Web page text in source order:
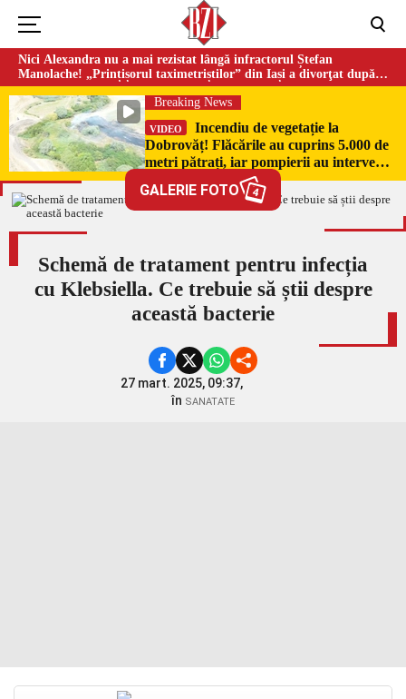
Nici Alexandra nu a mai rezistat lângă infractorul Ștefan
Manolache! „Prințișorul taximetriștilor” din Iași a divorţat după
doi ani de căsnicie
Breaking News
VIDEO
Incendiu de vegetație la
Dobrovăț! Flăcările au cuprins 5.000 de
metri pătrați, iar pompierii au intervenit
GALERIE FOTO 4
Schemă de tratament pentru infecția
cu Klebsiella. Ce trebuie să știi despre
această bacterie
27 mart. 2025, 09:37,
în SANATATE